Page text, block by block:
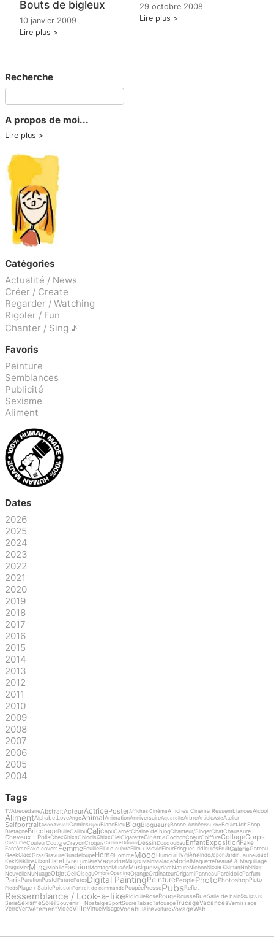
Bouts de bigleux
10 janvier 2009
Lire plus
29 octobre 2008
Lire plus
Recherche
A propos de moi...
Lire plus
Catégories
Actualité / News
Créer / Create
Regarder / Watching
Rigoler / Fun
Chanter / Sing ♪
Favoris
Peinture
Semblances
Publicité
Sexisme
Aliment
Dates
2026
2025
2024
2023
2022
2021
2020
2019
2018
2017
2016
2015
2014
2013
2012
2011
2010
2009
2008
2007
2006
2005
2004
Tags
TVAbécédaireAbstraitActeurActricePosterAffiches CinémaAffiches Cinéma RessemblancesAlcool
AlimentAlphabetLoveAngeAnimalAnimationAnniversaireAquarelleArbreArticleAsieAtelier
SelfportraitAvionAxolotlComicsBijou BlancBleuBlogBlogueursBonne AnnéeBouche BouletJobShop
BretagneBricolageBulleCaillouCaliCapuCarnetChaine de blogChanteur/SingerChatChaussure
Cheveux - PoilsChexChienChinoisChloéCielCigaretteCinémaCochonCoeurCoiffureCollageCorps
CostumeCouleurCoutureCrayonCroquisCuisineDdoooDessinDoudouEauEnfantExpositionFake
FantômeFake coversFemmeFeuilleFil de cuivreFilm / MovieFleurFringues ridiculesFruitGalerieGateau
GeekGlaceGrasGravureGuadeloupeHomeHommeMoodHumourHygièneIndeJaponJardinJauneJouet
KekKikiKilosLibon ListeLivreLumièreMagazineMaigre MainMaladeModelMaquetteBeauté & Maquillage
DrugsMerMinaMobileFashionMontageMuséeMusiqueMyriamNatureNichonNicole Kidman NoëlNoir
NouvelleNuNuageObjetOeilOiseauOmbreOpeningOrangeOrdinateurOrigamiPanneauParéidolieParfum
ParisParutionPastelPatatePatesDigital PaintingPeinturePeoplePhotoPhotoshopPicto
PiedsPlage / SablePoissonPortrait de commande PoupéePressePubsReflet
Ressemblance / Look-a-likeRidiculeRoseRougeRousseRueSalle de bainSculpture
SérieSexismeSoleilSouvenir - NostalgieSportSucreTabacTatouageTrucageVacancesVernissage
VerreVertVêtementVidéoVilleVirtuelVisageVocabulaireVoitureVoyageWeb